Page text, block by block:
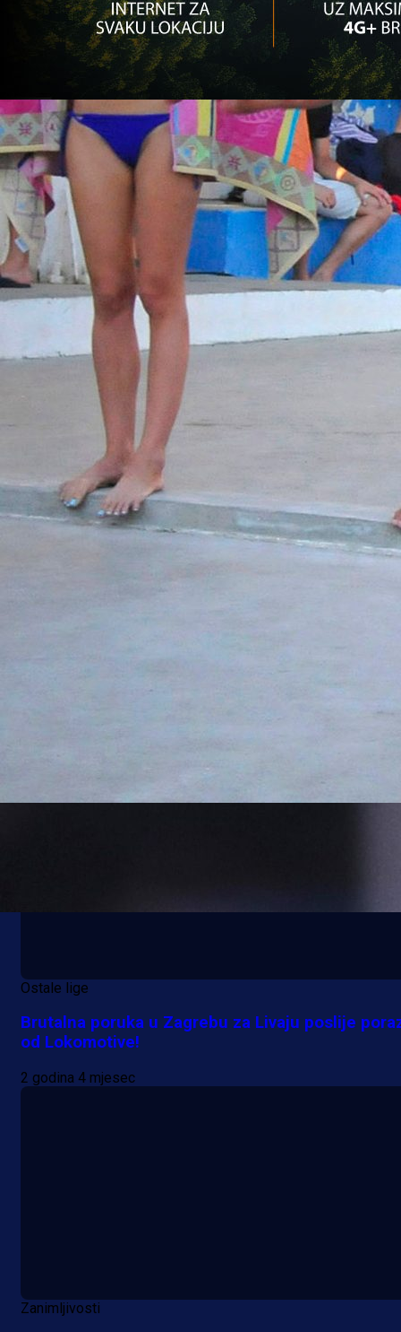
Ostale lige
HRVATSKA U ŠOKU: Pogledajte potez Marka
1 godina 5 mjesec
Ostale lige
TUGA U DALMACIJI: Evo kako je Livaja bacio
Split u očaj
1 godina 7 mjesec
Ostale lige
Brutalna poruka u Zagrebu za Livaju poslije
od Lokomotive!
2 godina 4 mjesec
Zanimljivosti